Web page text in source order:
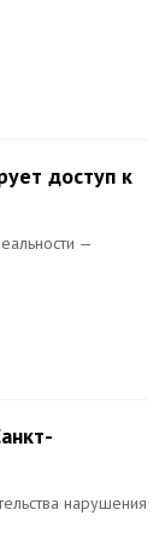
доступ к
—
нарушения